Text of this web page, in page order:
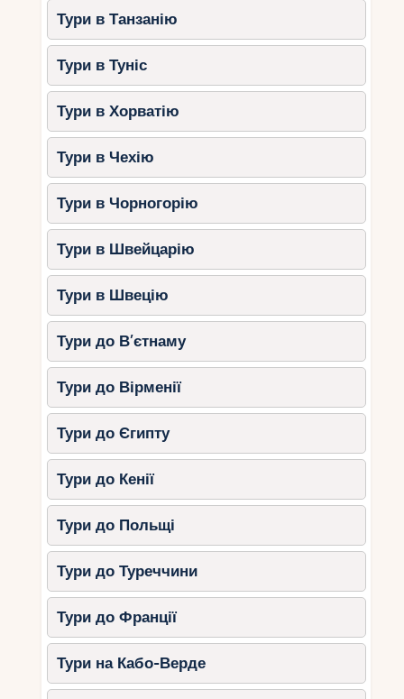
Тури в Танзанію
Тури в Туніс
Тури в Хорватію
Тури в Чехію
Тури в Чорногорію
Тури в Швейцарію
Тури в Швецію
Тури до В’єтнаму
Тури до Вірменії
Тури до Єгипту
Тури до Кенії
Тури до Польщі
Тури до Туреччини
Тури до Франції
Тури на Кабо-Верде